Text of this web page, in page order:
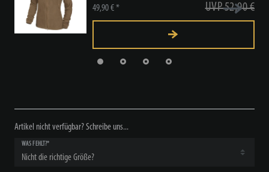
UVP 52,90 €
49,90 € *
Artikel nicht verfügbar? Schreibe uns...
WAS FEHLT?*